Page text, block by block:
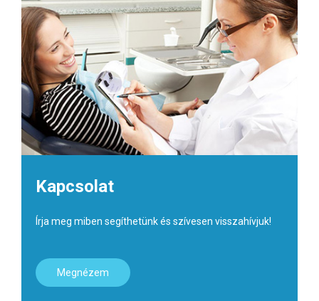
Kapcsolat
Írja meg miben segíthetünk és szívesen visszahívjuk!
Megnézem